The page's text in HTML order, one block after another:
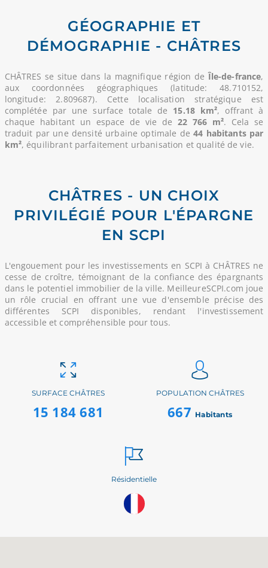
GÉOGRAPHIE ET
DÉMOGRAPHIE - CHÂTRES
CHÂTRES se situe dans la magnifique région deÎle-de-france,
aux coordonnées géographiques (latitude: 48.710152,
longitude: 2.809687). Cette localisation stratégique est
complétée par une surface totale de 15.18 km², offrant à
chaque habitant un espace de vie de 22 766 m². Cela se
traduit par une densité urbaine optimale de44 habitants par
km², équilibrant parfaitement urbanisation et qualité de vie.
CHÂTRES - UN CHOIX
PRIVILÉGIÉ POUR L'ÉPARGNE
EN SCPI
L'engouement pour les investissements en SCPI à CHÂTRES ne
cesse de croître, témoignant de la confiance des épargnants
dans le potentiel immobilier de la ville. MeilleureSCPI.com joue
un rôle crucial en offrant une vue d'ensemble précise des
différentes SCPI disponibles, rendant l'investissement
accessible et compréhensible pour tous.
SURFACE CHÂTRES
15 184 681
POPULATION CHÂTRES
667 Habitants
Résidentielle